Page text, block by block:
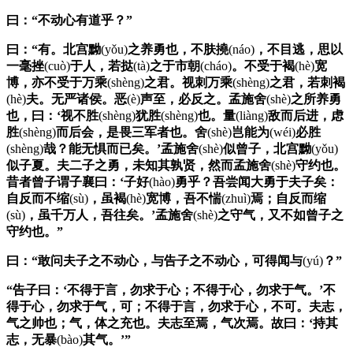
曰：“不动心有道乎？”
曰：“有。 北宫黝(yǒu)之养勇也，不肤撓(náo) ，不目逃，思以
一毫挫(cuò)于人，若挞(tà)之于市朝(cháo)。不受于褐(hè)宽
博，亦不受于万乘(shèng)之君。视刺万乘(shèng)之君，若刺褐
(hè)夫。无严诸侯。恶(è)声至，必反之。 孟施舍(shè)之所养勇
也，曰：‘视不胜(shèng)犹胜(shèng)也。量(liàng)敌而后进，虑
胜(shèng)而后会，是畏三军者也。 舍(shè)岂能为(wéi)必胜
(shèng)哉？能无惧而已矣。’孟施舍(shè)似曾子 ， 北宫黝(yǒu)
似子夏。夫二子之勇，未知其孰贤，然而孟施舍(shè)守约也。
昔者曾子谓子襄曰：‘子好(hào)勇乎？吾尝闻大勇于夫子矣：
自反而不缩(sù) ，虽褐(hè)宽博，吾不惴(zhuì)焉；自反而缩
(sù) ，虽千万人，吾往矣。’孟施舍(shè)之守气，又不如曾子之
守约也。”
曰：“敢问夫子之不动心，与告子之不动心，可得闻与(yú) ？”
“告子曰：‘不得于言，勿求于心；不得于心，勿求于气。’不
得于心，勿求于气，可；不得于言，勿求于心，不可。夫志，
气之帅也；气，体之充也。夫志至焉，气次焉。故曰：‘持其
志，无暴(bào)其气。’”